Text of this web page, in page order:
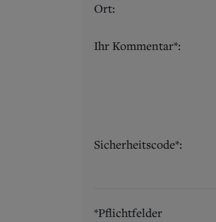
Ort:
Ihr Kommentar*:
Sicherheitscode*:
*Pflichtfelder